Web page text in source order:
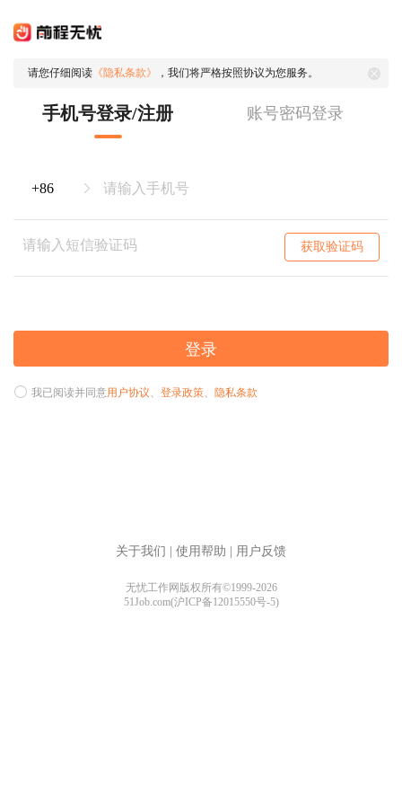
请您仔细阅读 《隐私条款》 ，我们将严格按照协议为您服务。
手机号登录/注册 账号密码登录
获取验证码
登录
我已阅读并同意用户协议、 登录政策、 隐私条款
关于我们 使用帮助 用户反馈
无忧工作网版权所有©1999-2026
51Job.com(沪ICP备12015550号-5)